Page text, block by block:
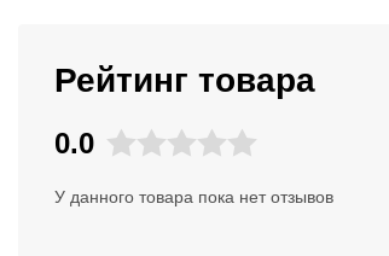
Рейтинг товара
0.0
У данного товара пока нет отзывов